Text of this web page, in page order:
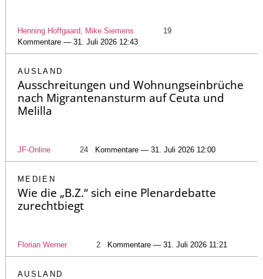
Henning Hoffgaard, Mike Siemens
19
Kommentare — 31. Juli 2026 12:43
AUSLAND
Ausschreitungen und Wohnungseinbrüche
nach Migrantenansturm auf Ceuta und
Melilla
JF-Online 24 Kommentare — 31. Juli 2026 12:00
MEDIEN
Wie die „B.Z.“ sich eine Plenardebatte
zurechtbiegt
Florian Werner 2 Kommentare — 31. Juli 2026 11:21
AUSLAND